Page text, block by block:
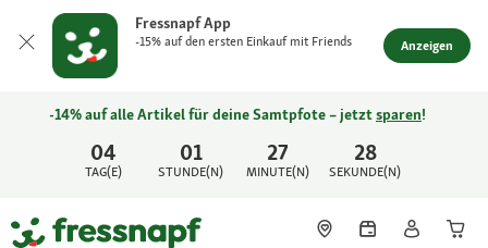
Fressnapf App
-15% auf den ersten Einkauf mit Friends Anzeigen
04
TAG(E)
01
STUNDE(N)
27
MINUTE(N)
28
SEKUNDE(N)
-14% auf alle Artikel für deine Samtpfote – jetztsparen!